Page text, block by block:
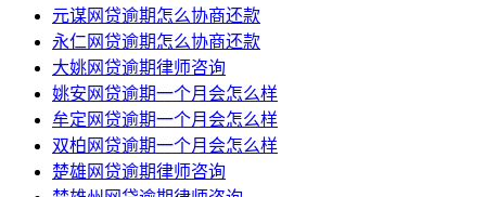
元谋网贷逾期怎么协商还款
永仁网贷逾期怎么协商还款
大姚网贷逾期律师咨询
姚安网贷逾期一个月会怎么样
牟定网贷逾期一个月会怎么样
双柏网贷逾期一个月会怎么样
楚雄网贷逾期律师咨询